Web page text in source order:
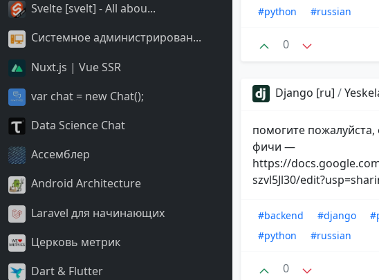
Svelte [svelt] - All abou...
Системное администрирован...
Nuxt.js | Vue SSR
var chat = new Chat();
Data Science Chat
Ассемблер
Android Architecture
Laravel для начинающих
Церковь метрик
Dart & Flutter
#python
#russian
0
Django [ru] /
помогите
фичи —
https://
szvl5Jl30/
#backend #django
#python
#russian
0